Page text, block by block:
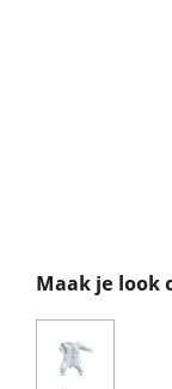
Maak je look